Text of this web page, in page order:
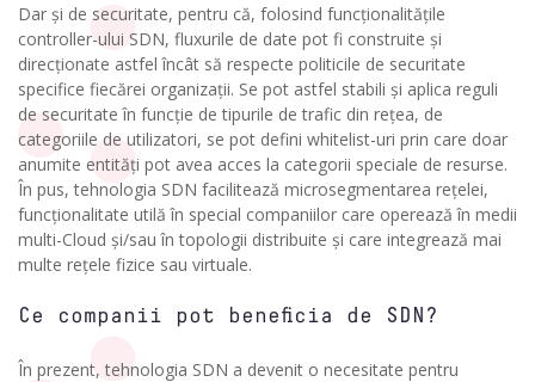
Dar și de securitate, pentru că, folosind funcționalitățile
controller-ului SDN, fluxurile de date pot fi construite și
direcționate astfel încât să respecte politicile de securitate
specifice fiecărei organizații. Se pot astfel stabili și aplica reguli
de securitate în funcție de tipurile de trafic din rețea, de
categoriile de utilizatori, se pot defini whitelist-uri prin care doar
anumite entități pot avea acces la categorii speciale de resurse.
În pus, tehnologia SDN facilitează microsegmentarea rețelei,
funcționalitate utilă în special companiilor care operează în medii
multi-Cloud și/sau în topologii distribuite și care integrează mai
multe rețele fizice sau virtuale.
Ce companii pot beneficia de SDN?
În prezent, tehnologia SDN a devenit o necesitate pentru